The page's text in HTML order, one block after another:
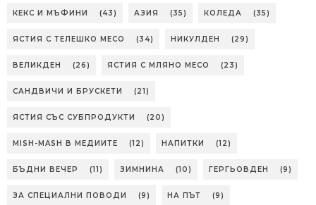
КЕКС И МЪФИНИ (43) АЗИЯ (35) КОЛЕДА (35)
ЯСТИЯ С ТЕЛЕШКО МЕСО (34) НИКУЛДЕН (29)
ВЕЛИКДЕН (26) ЯСТИЯ С МЛЯНО МЕСО (23)
САНДВИЧИ И БРУСКЕТИ (21)
ЯСТИЯ СЪС СУБПРОДУКТИ (20)
MISH-MASH В МЕДИИТЕ (12) НАПИТКИ (12)
БЪДНИ ВЕЧЕР (11) ЗИМНИНА (10) ГЕРГЬОВДЕН (9)
ЗА СПЕЦИАЛНИ ПОВОДИ (9) НА ПЪТ (9)